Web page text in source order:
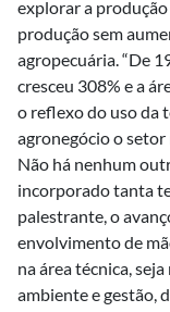
explorar a
produção sem
agropecuária. “De
cresceu 308% e a
o reflexo do uso da
agronegócio o setor
Não há nenhum
incorporado tanta
palestrante, o
envolvimento de
na área técnica,
ambiente e gestão,